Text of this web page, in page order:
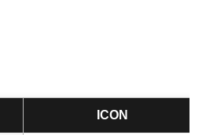
ICON